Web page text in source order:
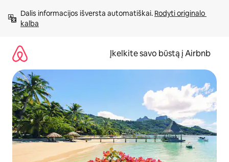
prie
turinio
Dalis informacijos išversta automatiškai. Rodyti originalo
kalba
Įkelkite savo būstą į Airbnb